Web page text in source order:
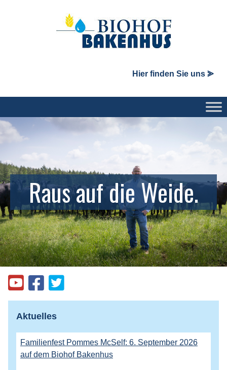
Hier finden Sie uns ⪢
Raus auf die Weide.
Aktuelles
Familienfest Pommes McSelf: 6. September 2026
auf dem Biohof Bakenhus